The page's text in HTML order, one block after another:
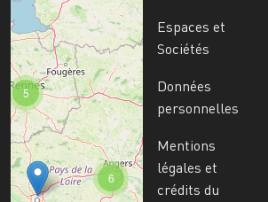
6
5
Espaces et
Sociétés
Données
personnelles
Mentions
légales et
crédits du